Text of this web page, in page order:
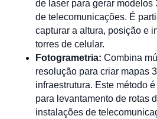
de laser para gerar modelos
de telecomunicações. É
capturar a altura, posição e
torres de celular.
Fotogrametria: Combina
resolução para criar mapas
infraestrutura. Este método
para levantamento de rotas
instalações de